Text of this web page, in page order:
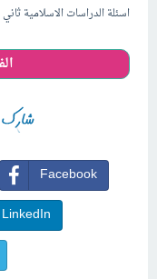
اسئلةالدراسات الاسلامية ثاني
Facebook
LinkedIn